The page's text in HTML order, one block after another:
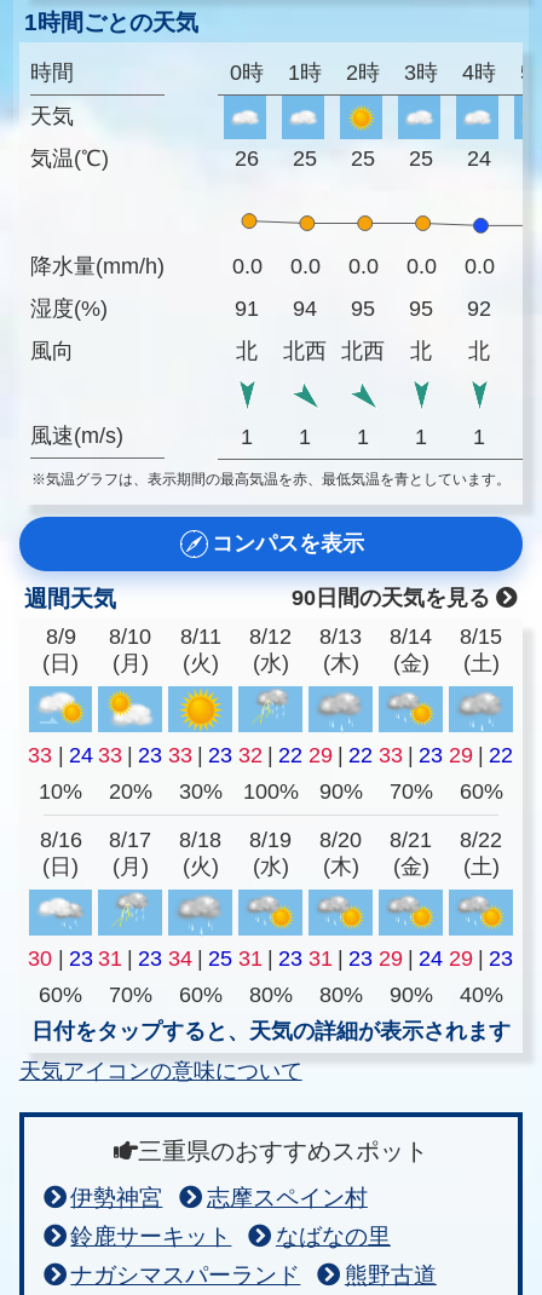
1時間ごとの天気
時間
天気
気温(℃)
降水量(mm/h)
湿度(%)
風向
風速(m/s)
0時 1時 2時 3時 4時 5
26 25 25 25 24
0.0 0.0 0.0 0.0 0.0
91
94 95 95 92
北
北西 北西 北 北
1 1 1 1 1
※気温グラフは、表示期間の最高気温を赤、最低気温を青としています。
コンパスを表示
週間天気
90日間の天気を見る
8/9
(日)
8/10
(月)
8/11
(火)
8/12
(水)
8/13
(木)
8/14
(金)
8/15
(土)
33 | 24 33 | 23 33 | 23 32 | 22 29 | 22 33 | 23 29 | 22
10%
20% 30% 100% 90% 70% 60%
8/16
(日)
8/17
(月)
8/18
(火)
8/19
(水)
8/20
(木)
8/21
(金)
8/22
(土)
30 | 23 31 | 23 34 | 25 31 | 23 31 | 23 29 | 24 29 | 23
60%
70% 60% 80% 80% 90%
40%
日付をタップすると、天気の詳細が表示されます
天気アイコンの意味について
三重県のおすすめスポット
伊勢神宮
志摩スペイン村
鈴鹿サーキット
なばなの里
ナガシマスパーランド
熊野古道